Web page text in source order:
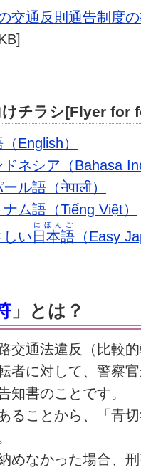
交通反則通告制度の
けチラシ[Flyer
English）
ドネシア（Bahasa
ル語（नेपाली）
ム語（Tiếng Việt）
しい 日本語
にほんご
（Easy
」とは？
交通法違反（比較的
者に対して、警察
知書のことです。
ることから、「青
めなかった場合、